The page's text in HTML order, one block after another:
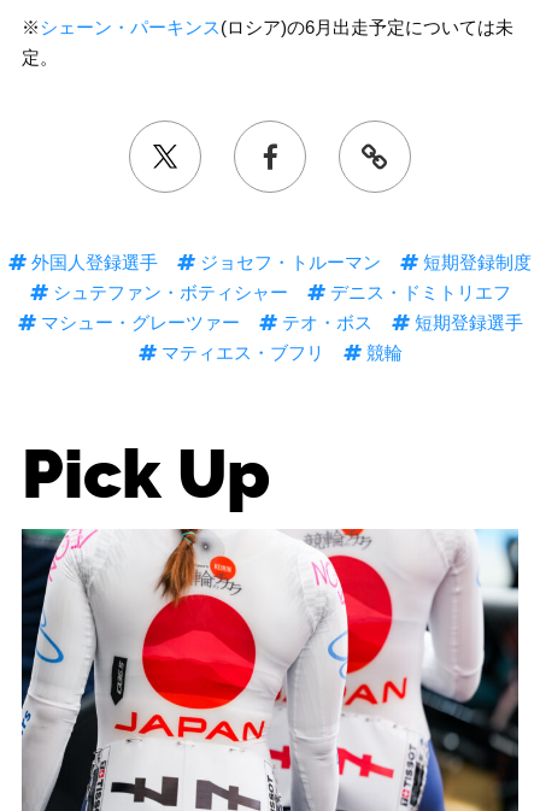
※シェーン・パーキンス(ロシア)の6月出走予定については未
定。
外国人登録選手 ジョセフ・トルーマン
短期登録制度
シュテファン・ボティシャー
デニス・ドミトリエフ
マシュー・グレーツァー
テオ・ボス
短期登録選手
マティエス・ブフリ
競輪
Pick Up